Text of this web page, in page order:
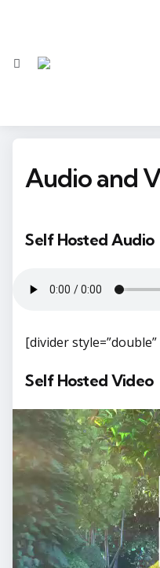
Menü
Audio and
Self Hosted Audio
[divider
Self Hosted Video